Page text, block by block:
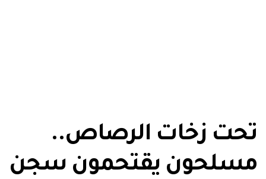
تحت زخات الرصاص..
مسلحون يقتحمون سجن